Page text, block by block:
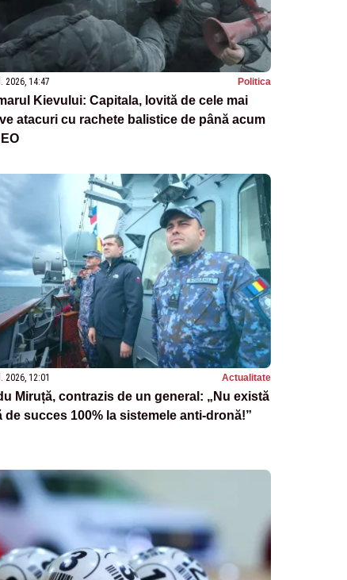
2026, 14:47 Politica
Kievului: Capitala, lovită de cele mai
atacuri cu rachete balistice de până acum
2026, 12:01 Actualitate
Miruță, contrazis de un general: „Nu există
de succes 100% la sistemele anti-dronă!”